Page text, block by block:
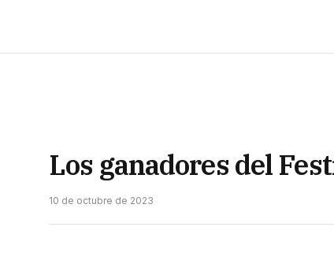
Los ganadores del
10 de octubre de 2023